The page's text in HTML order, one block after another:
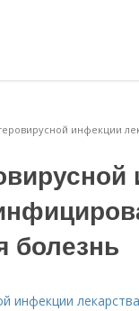
инфекции
болезнь
инфекции